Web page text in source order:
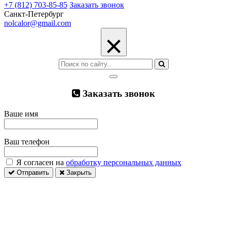
+7 (812) 703-85-85 Заказать звонок
Санкт-Петербург
nolcalor@gmail.com
×
Заказать звонок
Ваше имя
Ваш телефон
Я согласен на обработку персональных данных
Отправить Закрыть